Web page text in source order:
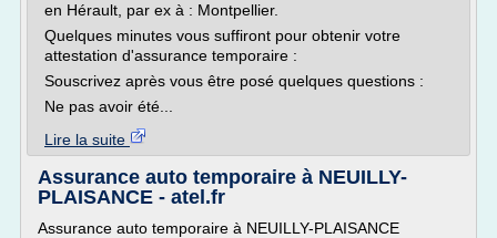
en Hérault, par ex à : Montpellier.
Quelques minutes vous suffiront pour obtenir votre
attestation d'assurance temporaire :
Souscrivez après vous être posé quelques questions :
Ne pas avoir été...
Lire la suite
Assurance auto temporaire à NEUILLY-
PLAISANCE - atel.fr
Assurance auto temporaire à NEUILLY-PLAISANCE